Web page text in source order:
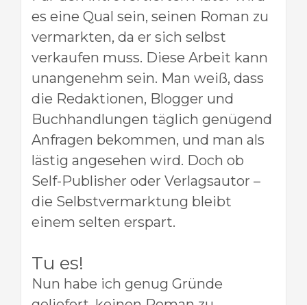
es eine Qual sein, seinen Roman zu
vermarkten, da er sich selbst
verkaufen muss. Diese Arbeit kann
unangenehm sein. Man weiß, dass
die Redaktionen, Blogger und
Buchhandlungen täglich genügend
Anfragen bekommen, und man als
lästig angesehen wird. Doch ob
Self-Publisher oder Verlagsautor –
die Selbstvermarktung bleibt
einem selten erspart.
Tu es!
Nun habe ich genug Gründe